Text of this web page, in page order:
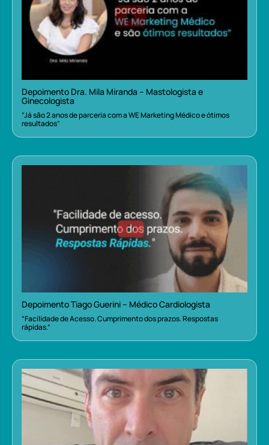
Depoimento Dra. Mila Miranda – Mastologista e
Ginecologista
“Já são 2 anos de parceria com a WE Marketing Médico e ótimos
resultados”
Depoimento Tiago Guerini – Médico Cardiologista
“Facilidade de Acesso. Cumprimento dos prazos. Respostas
rápidas.”